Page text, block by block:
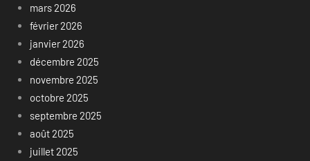
mars 2026
février 2026
janvier 2026
décembre 2025
novembre 2025
octobre 2025
septembre 2025
août 2025
juillet 2025